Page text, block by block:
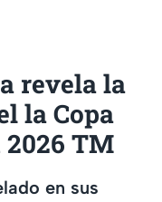
revela la
la Copa
TM
en sus